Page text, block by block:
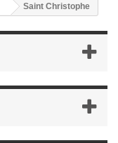
Saint Christophe